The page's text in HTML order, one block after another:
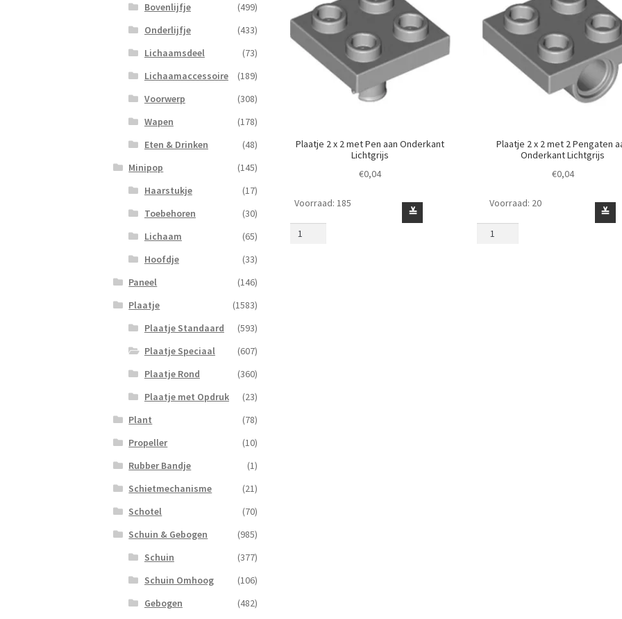
Plaatje 2 x 2 met Pen aan Onderkant
Lichtgrijs
€0,04
Plaatje
2
≚
Voorraad: 185
Plaatje 2 x 2 met 2 Pengaten
Onderkant Lichtgrijs
€0,04
Plaatje
2
≚
Voorraad: 20
Bovenlijfje
(499)
Onderlijfje
(433)
Lichaamsdeel
(73)
Lichaamaccessoire
(189)
Voorwerp
(308)
Wapen
(178)
Eten & Drinken
(48)
Minipop
(145)
Haarstukje
(17)
Toebehoren
(30)
Lichaam
(65)
Hoofdje
(33)
Paneel
(146)
Plaatje
(1583)
Plaatje Standaard
(593)
Plaatje Speciaal
(607)
Plaatje Rond
(360)
Plaatje met Opdruk
(23)
Plant
(78)
Propeller
(10)
Rubber Bandje
(1)
Schietmechanisme
(21)
Schotel
(70)
Schuin & Gebogen
(985)
Schuin
(377)
Schuin Omhoog
(106)
Gebogen
(482)